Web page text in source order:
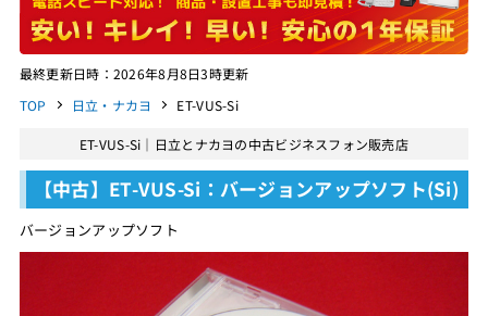
最終更新日時：2026年8月8日3時更新
TOP
日立・ナカヨ ET-VUS-Si
ET-VUS-Si｜日立とナカヨの中古ビジネスフォン販売店
【中古】ET-VUS-Si：バージョンアップソフト(Si)
バージョンアップソフト